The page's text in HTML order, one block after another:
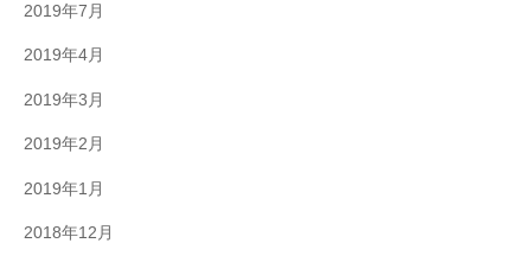
2019年7月
2019年4月
2019年3月
2019年2月
2019年1月
2018年12月